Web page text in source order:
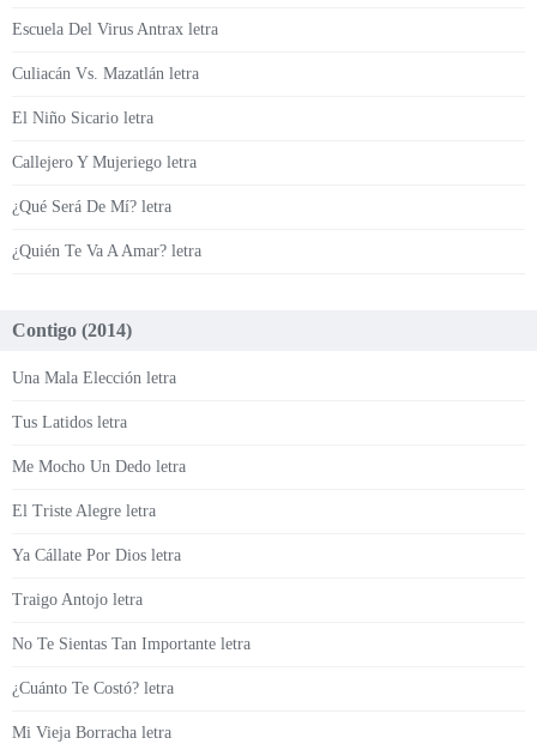
Escuela Del Virus Antrax letra
Culiacán Vs. Mazatlán letra
El Niño Sicario letra
Callejero Y Mujeriego letra
¿Qué Será De Mí? letra
¿Quién Te Va A Amar? letra
Contigo (2014)
Una Mala Elección letra
Tus Latidos letra
Me Mocho Un Dedo letra
El Triste Alegre letra
Ya Cállate Por Dios letra
Traigo Antojo letra
No Te Sientas Tan Importante letra
¿Cuánto Te Costó? letra
Mi Vieja Borracha letra